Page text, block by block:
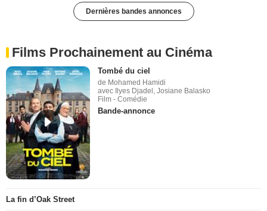
Dernières bandes annonces
Films Prochainement au Cinéma
Tombé du ciel
de Mohamed Hamidi
avec Ilyes Djadel, Josiane Balasko
Film - Comédie
Bande-annonce
La fin d’Oak Street